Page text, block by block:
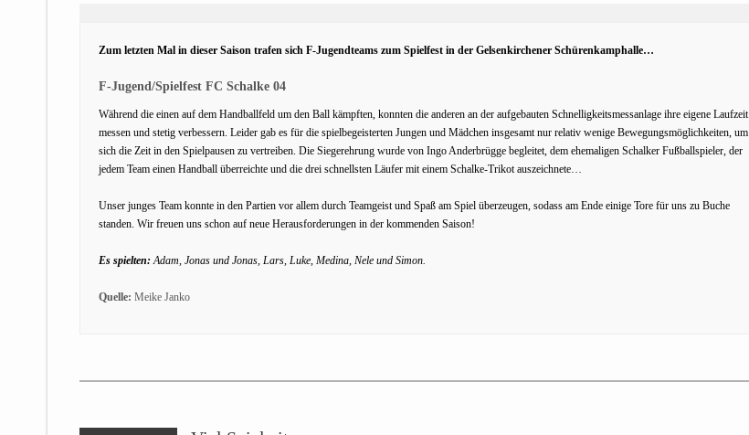
Zum letzten Mal in dieser Saison trafen sich F-Jugendteams zum Spielfest in der Gelsenkirchener Schürenkamphalle…
F-Jugend/Spielfest FC Schalke 04
Während die einen auf dem Handballfeld um den Ball kämpften, konnten die anderen an der aufgebauten Schnelligkeitsmessanlage ihre eigene Laufzeit
messen und stetig verbessern. Leider gab es für die spielbegeisterten Jungen und Mädchen insgesamt nur relativ wenige Bewegungsmöglichkeiten, um
sich die Zeit in den Spielpausen zu vertreiben. Die Siegerehrung wurde von Ingo Anderbrügge begleitet, dem ehemaligen Schalker Fußballspieler, der
jedem Team einen Handball überreichte und die drei schnellsten Läufer mit einem Schalke-Trikot auszeichnete…
Unser junges Team konnte in den Partien vor allem durch Teamgeist und Spaß am Spiel überzeugen, sodass am Ende einige Tore für uns zu Buche
standen. Wir freuen uns schon auf neue Herausforderungen in der kommenden Saison!
Es spielten: Adam, Jonas und Jonas, Lars, Luke, Medina, Nele und Simon.
Quelle: Meike Janko